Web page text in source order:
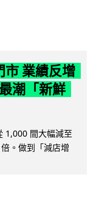
市 業績反增
潮「新鮮
1,000 間大幅減至
。做到「減店增